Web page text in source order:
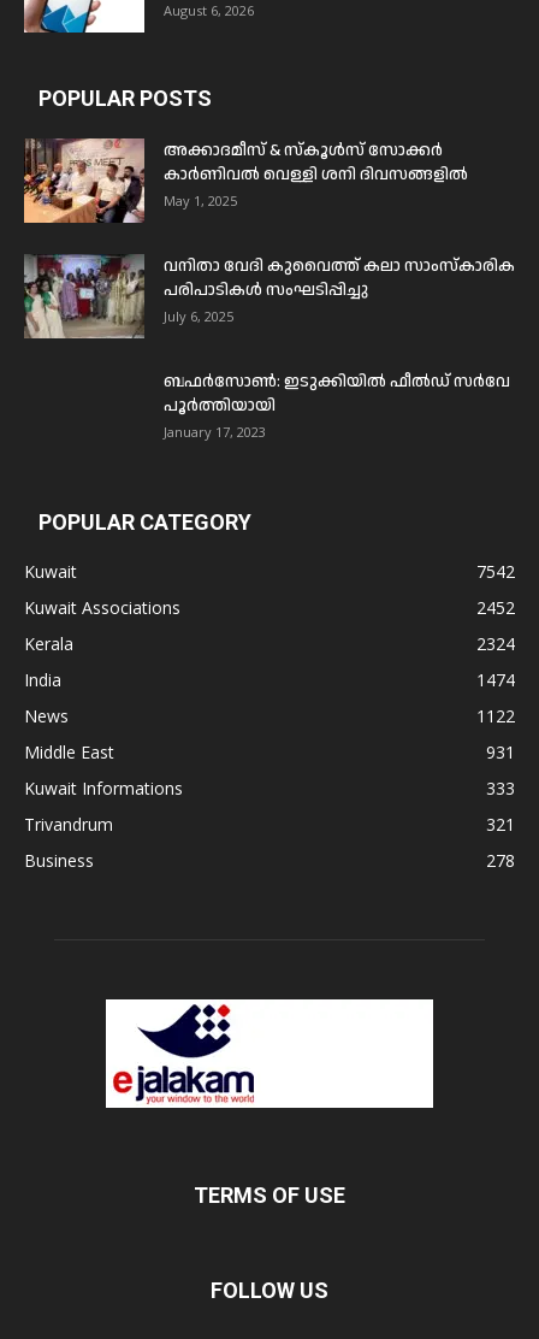
August 6, 2026
POPULAR POSTS
അക്കാദമീസ് & സ്കൂൾസ് സോക്കർ
കാർണിവൽ വെള്ളി ശനി ദിവസങ്ങളിൽ
May 1, 2025
വനിതാ വേദി കുവൈത്ത് കലാ സാംസ്കാരിക
പരിപാടികൾ സംഘടിപ്പിച്ചു
July 6, 2025
ബഫര്‍സോണ്‍: ഇടുക്കിയില്‍ ഫീല്‍ഡ് സര്‍വേ
പൂര്‍ത്തിയായി
January 17, 2023
POPULAR CATEGORY
Kuwait
7542
Kuwait Associations
2452
Kerala
2324
India
1474
News
1122
Middle East
931
Kuwait Informations
333
Trivandrum
321
Business
278
TERMS OF USE
FOLLOW US